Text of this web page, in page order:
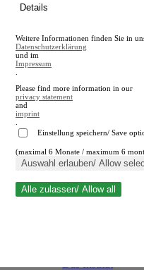
en
A
A
Suche schließen
Details
Weitere Informationen finden Sie in
Datenschutzerklärung
und im
Impressum
Please find more information in our
privacy statement
and
imprint
Einstellung speichern/ Save
(maximal 6 Monate / maximum 6
Auswahl erlauben/ Allow
Alle zulassen/ Allow all